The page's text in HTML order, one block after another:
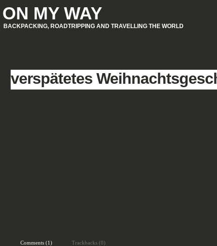
ON MY WAY
BACKPACKING, ROADTRIPPING AND TRAVELLING THE WORLD
verspätetes
Comments (1) Trackbacks (0)